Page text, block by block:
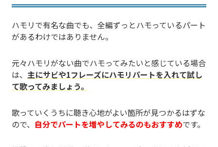
ハモリで有名な曲でも、全編ずっとハモっているパート
があるわけではありません。
元々ハモリがない曲でハモってみたいと感じている場合
は、 主にサビや1フレーズにハモリパートを入れて試し
て歌ってみましょう。
歌っていくうちに聴き心地がよい箇所が見つかるはずな
ので、 自分でパートを増やしてみるのもおすすめです。